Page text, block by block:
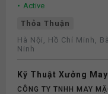
Active
Thỏa Thuận
Hà Nội, Hồ Chí Minh,
Ninh
Kỹ Thuật Xưởng
CÔNG TY TNHH MAY